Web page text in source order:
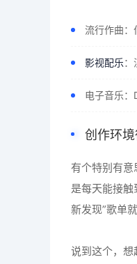
流行作曲：
影视配乐：
电子音乐
创作环
有个特别有
是每天能接
新发现”歌单
说到这个，